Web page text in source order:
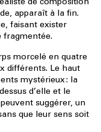
apparaît à la fin.
faisant exister
fragmentée.
morcelé en quatre
différents. Le haut
mystérieux : la
d’elle et le
suggérer, un
que leur sens soit